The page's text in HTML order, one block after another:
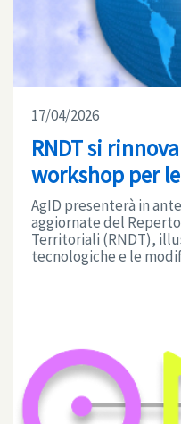
17/04/2026
RNDT si
workshop per
AgID presenterà in
aggiornate del
Territoriali (RNDT),
tecnologiche e le